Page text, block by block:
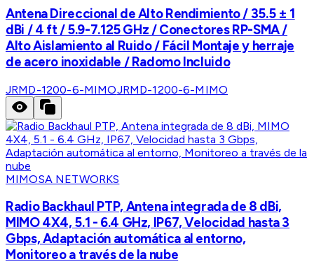
Antena Direccional de Alto Rendimiento / 35.5 ± 1
dBi / 4 ft / 5.9-7.125 GHz / Conectores RP-SMA /
Alto Aislamiento al Ruido / Fácil Montaje y herraje
de acero inoxidable / Radomo Incluido
JRMD-1200-6-MIMOJRMD-1200-6-MIMO
MIMOSA NETWORKS
Radio Backhaul PTP, Antena integrada de 8 dBi,
MIMO 4X4, 5.1 - 6.4 GHz, IP67, Velocidad hasta 3
Gbps, Adaptación automática al entorno,
Monitoreo a través de la nube